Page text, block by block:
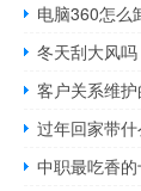
电脑360怎么
冬天刮大风吗
客户关系维
过年回家带
中职最吃香